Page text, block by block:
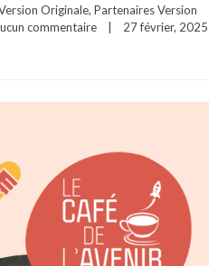
Originale, Partenaires Version
commentaire